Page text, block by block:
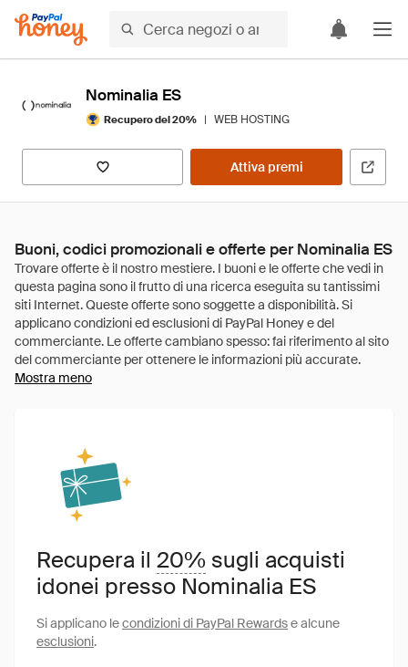
Nominalia ES
Recupero del 20% | WEB HOSTING
Attiva premi
Buoni, codici promozionali e offerte per Nominalia ES
Mostra meno
Recupera il 20% sugli acquisti
idonei presso Nominalia ES
Si applicano lecondizioni di PayPal Rewardse alcune
esclusioni.